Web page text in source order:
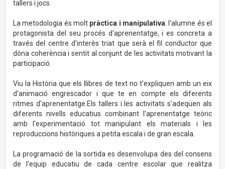
tallers i jocs.
La metodologia és molt pràctica i manipulativa: l'alumne és el
protagonista del seu procés d'aprenentatge, i es concreta a
través del centre d'interès triat que serà el fil conductor que
dóna coherència i sentit al conjunt de les activitats motivant la
participació.
Viu la Història que els llibres de text no t'expliquen amb un eix
d'animació engrescador i que te en compte els diferents
ritmes d'aprenentatge.Els tallers i les activitats s'adeqüen als
diferents nivells educatius combinant l'aprenentatge teòric
amb l'experimentació tot manipulant els materials i les
reproduccions històriques a petita escala i de gran escala.
La programació de la sortida es desenvolupa des del consens
de l'equip educatiu de cada centre escolar que realitza